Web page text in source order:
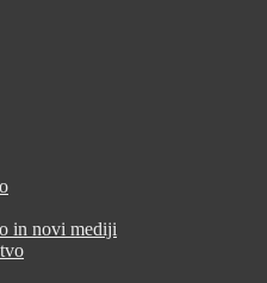
in novi mediji